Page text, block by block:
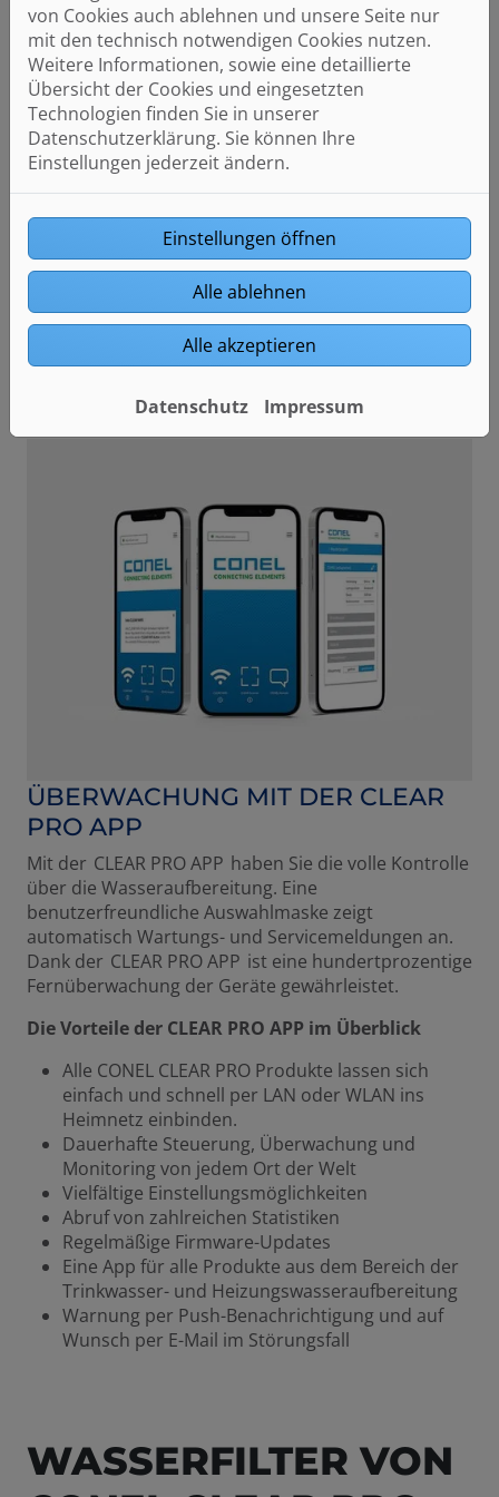
über LAN oder WLAN mit dem Internet verbunden,
kann die Anlage zusätzlich mit der
kostenlosenCONEL CLEAR PRO APPüber das
Internet gesteuert und überwacht werden.
Bitte dasCookie-Consent-Tool öffnen, um die für
dieses Element notwendigen Cookies zu akzeptieren.
ÜBERWACHUNG MIT DER CLEAR
PRO APP
Mit der CLEAR PRO APP haben Sie die volle Kontrolle
über die Wasseraufbereitung. Eine
benutzerfreundliche Auswahlmaske zeigt
automatisch Wartungs- und Servicemeldungen an.
Dank der CLEAR PRO APP ist eine hundertprozentige
Fernüberwachung der Geräte gewährleistet.
Die Vorteile der CLEAR PRO APP im Überblick
Alle CONEL CLEAR PRO Produkte lassen sich
einfach und schnell per LAN oder WLAN ins
Heimnetz einbinden.
Dauerhafte Steuerung, Überwachung und
Monitoring von jedem Ort der Welt
Vielfältige Einstellungsmöglichkeiten
Abruf von zahlreichen Statistiken
Regelmäßige Firmware-Updates
Eine App für alle Produkte aus dem Bereich der
Trinkwasser- und Heizungswasseraufbereitung
Warnung per Push-Benachrichtigung und auf
Wunsch per E-Mail im Störungsfall
WASSERFILTER VON
von Cookies auch ablehnen und unsere Seite nur
mit den technisch notwendigen Cookies nutzen.
Weitere Informationen, sowie eine detaillierte
Übersicht der Cookies und eingesetzten
Technologien finden Sie in unserer
Datenschutzerklärung. Sie können Ihre
Einstellungen jederzeit ändern.
Einstellungen öffnen
Alle ablehnen
Alle akzeptieren
Datenschutz Impressum